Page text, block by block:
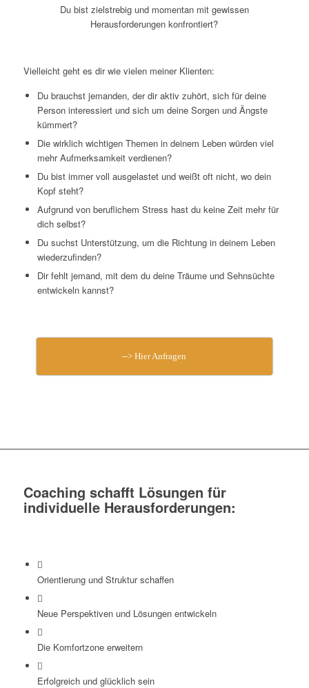
Du bist zielstrebig und momentan mit gewissen
Herausforderungen konfrontiert?
Vielleicht geht es dir wie vielen meiner Klienten:
Du brauchst jemanden, der dir aktiv zuhört, sich für deine
Person interessiert und sich um deine Sorgen und Ängste
kümmert?
Die wirklich wichtigen Themen in deinem Leben würden viel
mehr Aufmerksamkeit verdienen?
Du bist immer voll ausgelastet und weißt oft nicht, wo dein
Kopf steht?
Aufgrund von beruflichem Stress hast du keine Zeit mehr für
dich selbst?
Du suchst Unterstützung, um die Richtung in deinem Leben
wiederzufinden?
Dir fehlt jemand, mit dem du deine Träume und Sehnsüchte
entwickeln kannst?
--> Hier Anfragen
Coaching schafft Lösungen für
individuelle Herausforderungen:
Orientierung und Struktur schaffen
Neue Perspektiven und Lösungen entwickeln
Die Komfortzone erweitern
Erfolgreich und glücklich sein